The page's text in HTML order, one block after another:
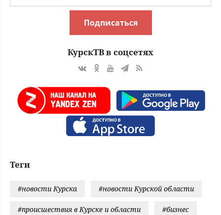
Подписаться
КурскТВ в соцсетях
Теги
#новости Курска #новости Курской области
#происшествия в Курске и области #бизнес